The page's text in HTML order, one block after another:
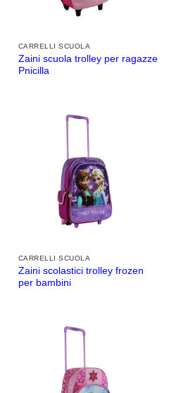
CARRELLI SCUOLA
Zaini scuola trolley per ragazze
Pnicilla
CARRELLI SCUOLA
Zaini scolastici trolley frozen
per bambini